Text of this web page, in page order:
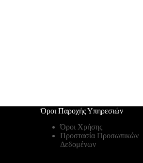
Όροι Παροχής Υπηρεσιών
Όροι Χρήσης
Προστασία Προσωπικών
Δεδομένων